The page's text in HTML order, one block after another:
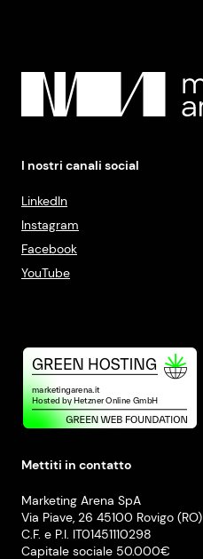
I nostri canali social
LinkedIn
Instagram
Facebook
YouTube
Mettiti in contatto
Marketing Arena SpA
Via Piave, 26 45100 Rovigo (RO)
C.F. e P.I. IT01451110298
Capitale sociale 50.000€